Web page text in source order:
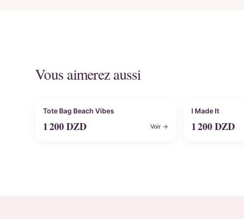
Vous aimerez aussi
Personnalisable
Tote Bag Beach Vibes
1 200DZD Voir →
Personnalisable
I Made It
1 200DZD